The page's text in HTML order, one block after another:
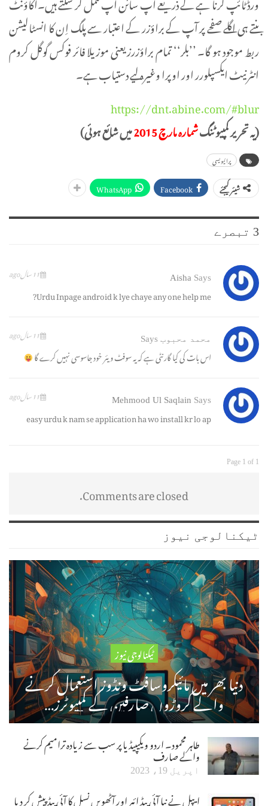
بنتے ہی اگلے صفحے پر آپ کے براؤزر کے اعتبار سے پلگ اِن کا انسٹالیشن
ربط موجود ہو گا۔ ’’بلر‘‘ تمام براؤزرز یعنی موزیلا فائر فوکس گوگل کروم
انٹرنیٹ ایکسپلورر اور اوپرا وغیرہ لیے دستیاب ہے۔
https://dnt.abine.com/#blur
(یہ تحریر کمپیوٹنگشمارہ مارچ 2015 میں شائع ہوئی)
پرائیویسی
شیئر کیجئے Facebook
WhatsApp
3 تبصرے
Aisha Says
Urdu Inpage android k lye chaye any one help me?
محمد محبوب Says
اس بات کی کیا گارنٹی ہے کہ یہ سوفٹ ویئر خود جاسوسی نہیں کرے گا
Mehmood Ul Saqlain Says
easy urdu k nam se application ha wo install kr lo ap
Page 1 of 1
Comments are closed.
ٹیکنالوجی نیوز
ٹیکنالوجی نیوز
دنیا بھر میں مائیکروسافٹ ونڈوز استعمال کرنے
والے کروڑوں صارفین کے کمپیوٹرز…
طاہر محمود۔ اردو ویکیپیڈیا پر سب سے زیادہ ترامیم کرنے
والے صارف
اپریل 19، 2023
ایپل نے نیا آئی پیڈ ائیر اور آٹھویں نسل کا آئی پیڈ پیش کر دیا